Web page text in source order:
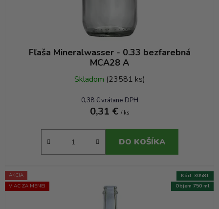
Fľaša Mineralwasser - 0.33 bezfarebná
MCA28 A
Skladom (23581 ks)
0,38 € vrátane DPH
0,31 € / ks
DO KOŠÍKA
AKCIA
VIAC ZA MENEJ
Objem 750 ml
Kód: 3058T